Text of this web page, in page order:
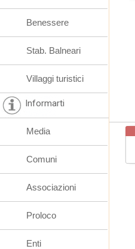
Benessere
Stab. Balneari
Villaggi turistici
Informarti
Media
Comuni
Associazioni
Proloco
Enti